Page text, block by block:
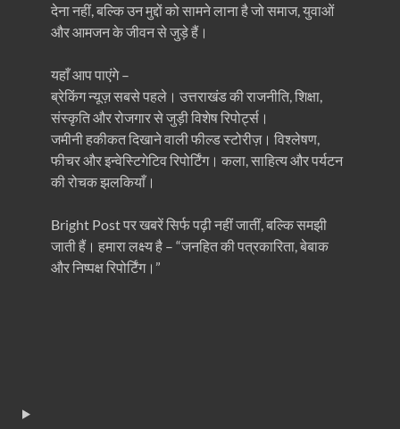
देना नहीं, बल्कि उन मुद्दों को सामने लाना है जो समाज, युवाओं
और आमजन के जीवन से जुड़े हैं।
यहाँ आप पाएंगे –
ब्रेकिंग न्यूज़ सबसे पहले। उत्तराखंड की राजनीति, शिक्षा,
संस्कृति और रोजगार से जुड़ी विशेष रिपोर्ट्स।
जमीनी हकीकत दिखाने वाली फील्ड स्टोरीज़। विश्लेषण,
फीचर और इन्वेस्टिगेटिव रिपोर्टिंग। कला, साहित्य और पर्यटन
की रोचक झलकियाँ।
Bright Post पर खबरें सिर्फ पढ़ी नहीं जातीं, बल्कि समझी
जाती हैं। हमारा लक्ष्य है – “जनहित की पत्रकारिता, बेबाक
और निष्पक्ष रिपोर्टिंग।”